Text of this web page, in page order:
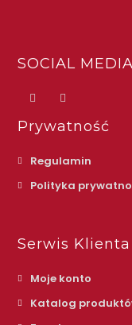
SOCIAL MEDIA
Prywatność
Regulamin
Polityka
Serwis Klienta
Moje konto
Katalog